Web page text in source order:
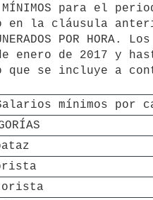
MÍNIMOS para el
la cláusula
POR
de 2017 y
que se incluye a
mínimos por